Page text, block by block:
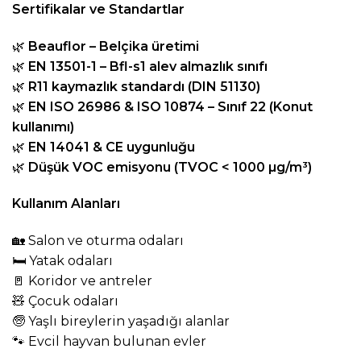
Sertifikalar ve Standartlar
🌿 Beauflor – Belçika üretimi
🌿 EN 13501-1 – Bfl-s1 alev almazlık sınıfı
🌿 R11 kaymazlık standardı (DIN 51130)
🌿 EN ISO 26986 & ISO 10874 – Sınıf 22 (Konut
kullanımı)
🌿 EN 14041 & CE uygunluğu
🌿 Düşük VOC emisyonu (TVOC < 1000 µg/m³)
Kullanım Alanları
🏡 Salon ve oturma odaları
🛏️ Yatak odaları
🚪 Koridor ve antreler
🧸 Çocuk odaları
🧓 Yaşlı bireylerin yaşadığı alanlar
🐾 Evcil hayvan bulunan evler